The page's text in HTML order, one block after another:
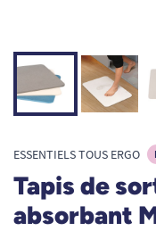
ESSENTIELS TOUS ERGO
Tapis de
absorbant